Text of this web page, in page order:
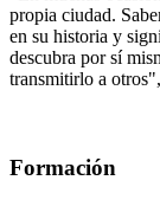
propia ciudad.
en su historia y
descubra por sí
transmitirlo a
Formación